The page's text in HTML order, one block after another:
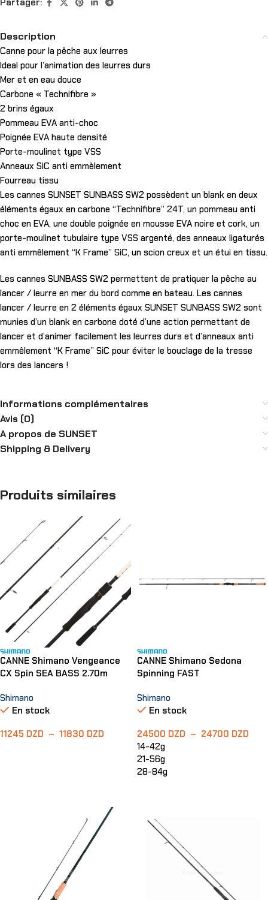
Partager:
Description
Canne pour la pêche aux leurres
Ideal pour l’animation des leurres durs
Mer et en eau douce
Carbone « Technifibre »
2 brins égaux
Pommeau EVA anti-choc
Poignée EVA haute densité
Porte-moulinet type VSS
Anneaux SiC anti emmèlement
Fourreau tissu
Les cannes SUNSET SUNBASS SW2 possèdent un blank en deux
éléments égaux en carbone “Technifibre” 24T, un pommeau anti
choc en EVA, une double poignée en mousse EVA noire et cork, un
porte-moulinet tubulaire type VSS argenté, des anneaux ligaturés
anti emmêlement “K Frame” SiC, un scion creux et un étui en tissu.
Les cannes SUNBASS SW2 permettent de pratiquer la pêche au
lancer / leurre en mer du bord comme en bateau. Les cannes
lancer / leurre en 2 éléments égaux SUNSET SUNBASS SW2 sont
munies d’un blank en carbone doté d’une action permettant de
lancer et d’animer facilement les leurres durs et d’anneaux anti
emmêlement “K Frame” SiC pour éviter le bouclage de la tresse
lors des lancers !
Informations complémentaires
Avis (0)
A propos de SUNSET
Shipping & Delivery
Produits similaires
CANNE Shimano Vengeance
CX Spin SEA BASS 2.70m
Shimano
En stock
11245 DZD – 11830 DZD
CANNE Shimano Sedona
Spinning FAST
Shimano
En stock
24500 DZD – 24700 DZD
14-42g
21-56g
28-84g